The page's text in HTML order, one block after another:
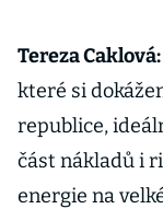
Tereza Caklová:
které si
republice,
část nákladů i
energie na